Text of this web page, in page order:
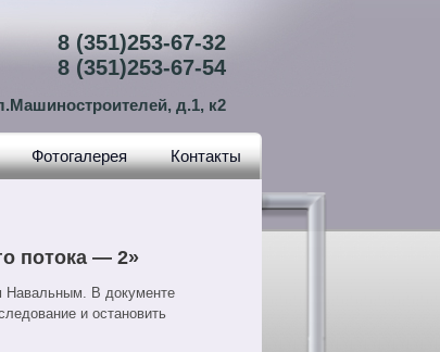
8 (351)253-67-32
8 (351)253-67-54
д.1, к2
Фотогалерея Контакты
потока — 2»
Навальным. В документе
и остановить